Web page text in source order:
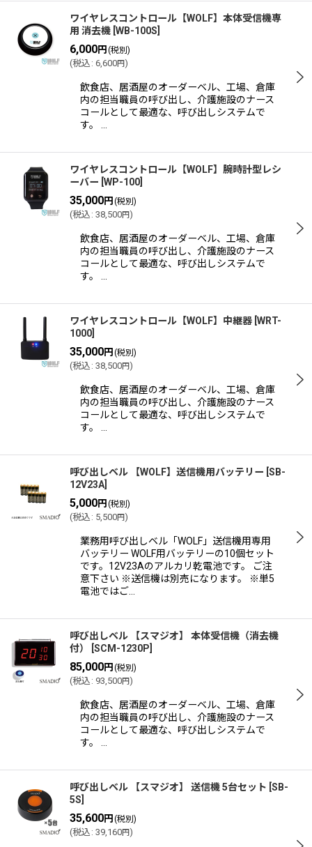
ワイヤレスコントロール【WOLF】本体受信機専
用 消去機 WB-100S
6,000円 (税別)
(税込 : 6,600円)
飲食店、居酒屋のオーダーベル、工場、倉庫
内の担当職員の呼び出し、介護施設のナース
コールとして最適な、呼び出しシステムで
す。 …
ワイヤレスコントロール【WOLF】腕時計型レシ
ーバー WP-100
35,000円 (税別)
(税込 : 38,500円)
飲食店、居酒屋のオーダーベル、工場、倉庫
内の担当職員の呼び出し、介護施設のナース
コールとして最適な、呼び出しシステムで
す。 …
ワイヤレスコントロール【WOLF】中継器 WRT-
1000
35,000円 (税別)
(税込 : 38,500円)
飲食店、居酒屋のオーダーベル、工場、倉庫
内の担当職員の呼び出し、介護施設のナース
コールとして最適な、呼び出しシステムで
す。 …
呼び出しベル 【WOLF】送信機用バッテリー SB-
12V23A
5,000円 (税別)
(税込 : 5,500円)
業務用呼び出しベル「WOLF」送信機用専用
バッテリー WOLF用バッテリーの10個セット
です。12V23Aのアルカリ乾電池です。 ご注
意下さい ※送信機は別売になります。 ※単5
電池ではご…
呼び出しベル 【スマジオ】 本体受信機（消去機
付）
SCM-1230P
85,000円 (税別)
(税込 : 93,500円)
飲食店、居酒屋のオーダーベル、工場、倉庫
内の担当職員の呼び出し、介護施設のナース
コールとして最適な、呼び出しシステムで
す。 …
呼び出しベル 【スマジオ】 送信機 5台セット SB-
5S
35,600円 (税別)
(税込 : 39,160円)